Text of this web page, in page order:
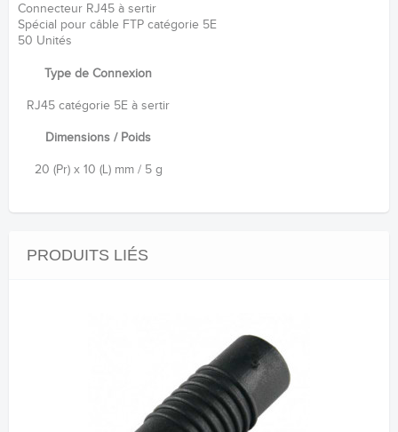
Connecteur RJ45 à sertir
Spécial pour câble FTP catégorie 5E
50 Unités
Type de Connexion
RJ45 catégorie 5E à sertir
Dimensions / Poids
20 (Pr) x 10 (L) mm / 5 g
PRODUITS LIÉS